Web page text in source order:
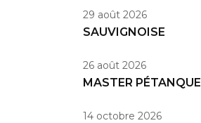
29 août 2026
SAUVIGNOISE
26 août 2026
MASTER PÉTANQUE
14 octobre 2026